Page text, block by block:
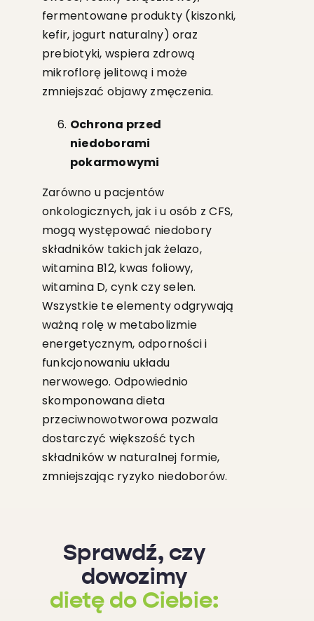
fermentowane produkty (kiszonki,
kefir, jogurt naturalny) oraz
prebiotyki, wspiera zdrową
mikroflorę jelitową i może
zmniejszać objawy zmęczenia.
Ochrona przed
niedoborami
pokarmowymi
Zarówno u pacjentów
onkologicznych, jak i u osób z CFS,
mogą występować niedobory
składników takich jak żelazo,
witamina B12, kwas foliowy,
witamina D, cynk czy selen.
Wszystkie te elementy odgrywają
ważną rolę w metabolizmie
energetycznym, odporności i
funkcjonowaniu układu
nerwowego. Odpowiednio
skomponowana dieta
przeciwnowotworowa pozwala
dostarczyć większość tych
składników w naturalnej formie,
zmniejszając ryzyko niedoborów.
Sprawdź, czy
dowozimy
dietę do Ciebie: